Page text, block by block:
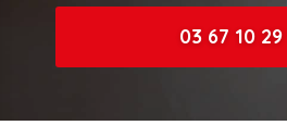
03 67 10 29